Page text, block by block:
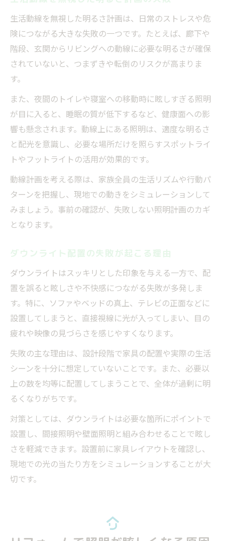
生活動線を無視した明るさ計画は、日常のストレスや危
険につながる大きな失敗の一つです。たとえば、廊下や
階段、玄関からリビングへの動線に必要な明るさが確保
されていないと、つまずきや転倒のリスクが高まりま
す。
また、夜間のトイレや寝室への移動時に眩しすぎる照明
が目に入ると、睡眠の質が低下するなど、健康面への影
響も懸念されます。動線上にある照明は、適度な明るさ
と配光を意識し、必要な場所だけを照らすスポットライ
トやフットライトの活用が効果的です。
動線計画を考える際は、家族全員の生活リズムや行動パ
ターンを把握し、現地での動きをシミュレーションして
みましょう。事前の確認が、失敗しない照明計画のカギ
となります。
ダウンライト配置の失敗が起こる理由
ダウンライトはスッキリとした印象を与える一方で、配
置を誤ると眩しさや不快感につながる失敗が多発しま
す。特に、ソファやベッドの真上、テレビの正面などに
設置してしまうと、直接視線に光が入ってしまい、目の
疲れや映像の見づらさを感じやすくなります。
失敗の主な理由は、設計段階で家具の配置や実際の生活
シーンを十分に想定していないことです。また、必要以
上の数を均等に配置してしまうことで、全体が過剰に明
るくなりがちです。
対策としては、ダウンライトは必要な箇所にポイントで
設置し、間接照明や壁面照明と組み合わせることで眩し
さを軽減できます。設置前に家具レイアウトを確認し、
現地での光の当たり方をシミュレーションすることが大
切です。